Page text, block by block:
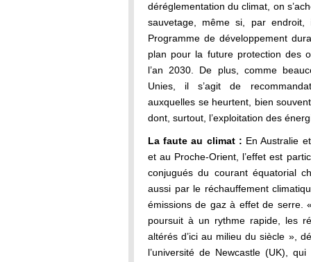
déréglementation du climat, on
sauvetage, même si, par
Programme de développement
plan pour la future protection des
l’an 2030. De plus, comme
Unies, il s’agit de
auxquelles se heurtent, bien
dont, surtout, l’exploitation des
La faute au climat : En Australie
et au Proche-Orient, l’effet est
conjugués du courant équatorial
aussi par le réchauffement
émissions de gaz à effet de serre.
poursuit à un rythme rapide, les
altérés d’ici au milieu du siècle »,
l’université de Newcastle (UK),